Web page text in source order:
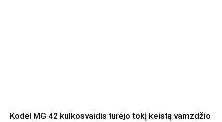
Kodėl MG 42 kulkosvaidis turėjo tokį keistą vamzdžio